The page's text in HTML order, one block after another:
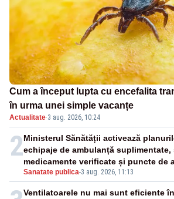
Cum a început lupta cu encefalita
în urma unei simple vacanțe
Actualitate·3 aug. 2026, 10:24
2
Sanatate publica-3 aug. 2026, 11:13
Ministerul Sănătății activează
echipaje de ambulanță
medicamente verificate și puncte de
publice
Ventilatoarele nu mai sunt eficiente